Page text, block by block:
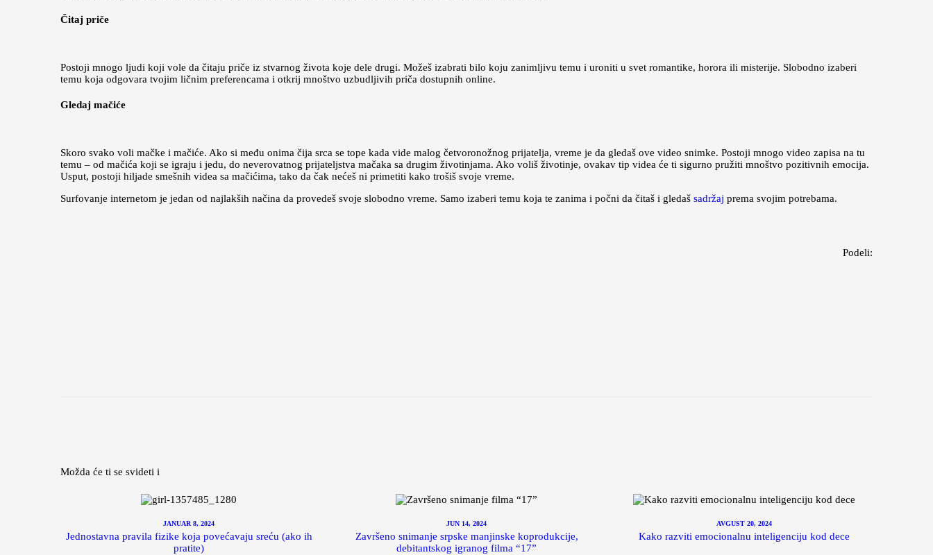
Čitaj priče
Postoji mnogo ljudi koji vole da čitaju priče iz stvarnog života koje dele drugi. Možeš izabrati bilo koju zanimljivu temu i uroniti u svet romantike, horora ili misterije. Slobodno izaberi
temu koja odgovara tvojim ličnim preferencama i otkrij mnoštvo uzbudljivih priča dostupnih online.
Gledaj mačiće
Skoro svako voli mačke i mačiće. Ako si među onima čija srca se tope kada vide malog četvoronožnog prijatelja, vreme je da gledaš ove video snimke. Postoji mnogo video zapisa na tu
temu – od mačića koji se igraju i jedu, do neverovatnog prijateljstva mačaka sa drugim životinjama. Ako voliš životinje, ovakav tip videa će ti sigurno pružiti mnoštvo pozitivnih emocija.
Usput, postoji hiljade smešnih videa sa mačićima, tako da čak nećeš ni primetiti kako trošiš svoje vreme.
Surfovanje internetom je jedan od najlakših načina da provedeš svoje slobodno vreme. Samo izaberi temu koja te zanima i počni da čitaš i gledaš sadržaj prema svojim potrebama.
Podeli:
Možda će ti se svideti i
JANUAR 8, 2024
Jednostavna pravila fizike koja povećavaju sreću (ako ih
pratite)
JUN 14, 2024
Završeno snimanje srpske manjinske koprodukcije,
debitantskog igranog filma “17”
AVGUST 20, 2024
Kako razviti emocionalnu inteligenciju kod dece